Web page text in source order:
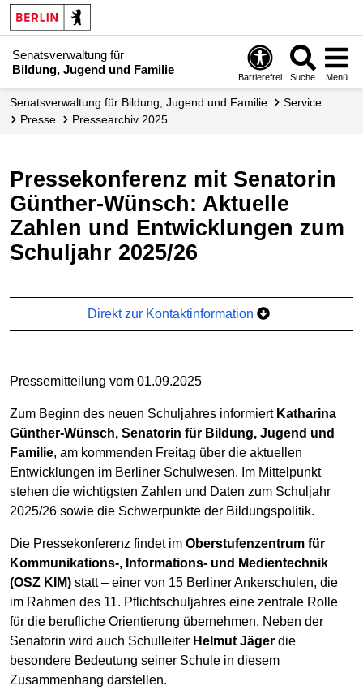
Senatsverwaltung für
Bildung, Jugend und Familie
Barrierefrei Suche Menü
Senats­verwaltung für Bildung, Jugend und Familie
Service
Presse
Pressearchiv 2025
Pressekonferenz mit Senatorin
Günther-Wünsch: Aktuelle
Zahlen und Entwicklungen zum
Schuljahr 2025/26
Direkt zur Kontaktinformation
Pressemitteilung vom 01.09.2025
Zum Beginn des neuen Schuljahres informiert Katharina
Günther-Wünsch, Senatorin für Bildung, Jugend und
Familie, am kommenden Freitag über die aktuellen
Entwicklungen im Berliner Schulwesen. Im Mittelpunkt
stehen die wichtigsten Zahlen und Daten zum Schuljahr
2025/26 sowie die Schwerpunkte der Bildungspolitik.
Die Pressekonferenz findet im Oberstufenzentrum für
Kommunikations-, Informations- und Medientechnik
(OSZ KIM) statt – einer von 15 Berliner Ankerschulen, die
im Rahmen des 11. Pflichtschuljahres eine zentrale Rolle
für die berufliche Orientierung übernehmen. Neben der
Senatorin wird auch Schulleiter Helmut Jäger die
besondere Bedeutung seiner Schule in diesem
Zusammenhang darstellen.